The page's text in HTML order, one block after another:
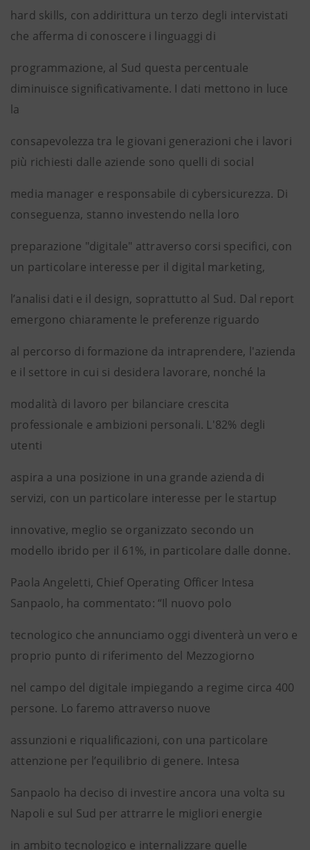
hard skills, con addirittura un terzo degli intervistati
che afferma di conoscere i linguaggi di
programmazione, al Sud questa percentuale
diminuisce significativamente. I dati mettono in luce
la
consapevolezza tra le giovani generazioni che i lavori
più richiesti dalle aziende sono quelli di social
media manager e responsabile di cybersicurezza. Di
conseguenza, stanno investendo nella loro
preparazione "digitale" attraverso corsi specifici, con
un particolare interesse per il digital marketing,
l’analisi dati e il design, soprattutto al Sud. Dal report
emergono chiaramente le preferenze riguardo
al percorso di formazione da intraprendere, l'azienda
e il settore in cui si desidera lavorare, nonché la
modalità di lavoro per bilanciare crescita
professionale e ambizioni personali. L'82% degli
utenti
aspira a una posizione in una grande azienda di
servizi, con un particolare interesse per le startup
innovative, meglio se organizzato secondo un
modello ibrido per il 61%, in particolare dalle donne.
Paola Angeletti, Chief Operating Officer Intesa
Sanpaolo, ha commentato: “Il nuovo polo
tecnologico che annunciamo oggi diventerà un vero e
proprio punto di riferimento del Mezzogiorno
nel campo del digitale impiegando a regime circa 400
persone. Lo faremo attraverso nuove
assunzioni e riqualificazioni, con una particolare
attenzione per l’equilibrio di genere. Intesa
Sanpaolo ha deciso di investire ancora una volta su
Napoli e sul Sud per attrarre le migliori energie
in ambito tecnologico e internalizzare quelle